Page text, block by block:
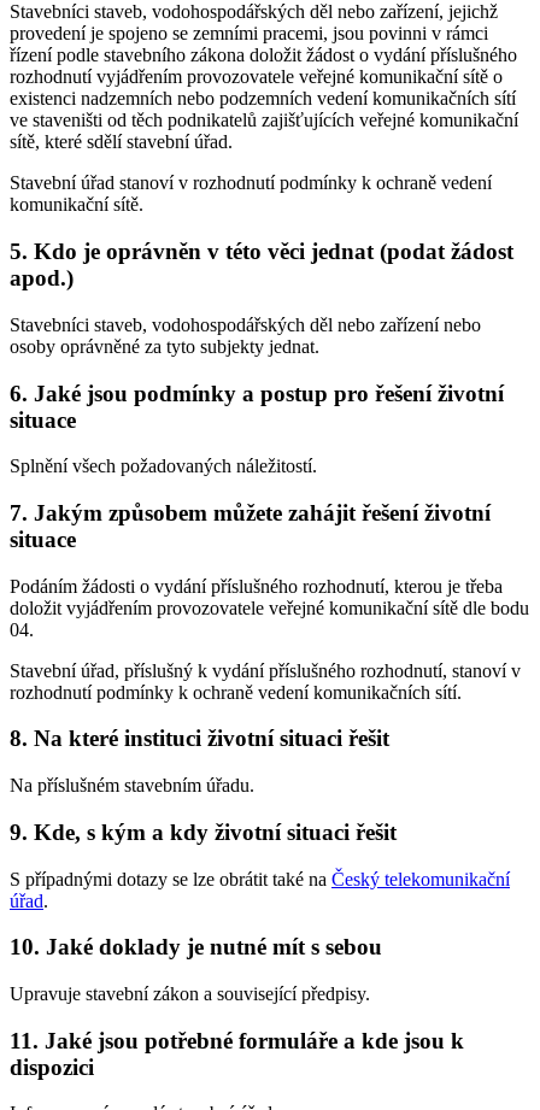
Stavebníci staveb, vodohospodářských děl nebo zařízení, jejichž
provedení je spojeno se zemními pracemi, jsou povinni v rámci
řízení podle stavebního zákona doložit žádost o vydání příslušného
rozhodnutí vyjádřením provozovatele veřejné komunikační sítě o
existenci nadzemních nebo podzemních vedení komunikačních sítí
ve staveništi od těch podnikatelů zajišťujících veřejné komunikační
sítě, které sdělí stavební úřad.
Stavební úřad stanoví v rozhodnutí podmínky k ochraně vedení
komunikační sítě.
5. Kdo je oprávněn v této věci jednat (podat žádost
apod.)
Stavebníci staveb, vodohospodářských děl nebo zařízení nebo
osoby oprávněné za tyto subjekty jednat.
6. Jaké jsou podmínky a postup pro řešení životní
situace
Splnění všech požadovaných náležitostí.
7. Jakým způsobem můžete zahájit řešení životní
situace
Podáním žádosti o vydání příslušného rozhodnutí, kterou je třeba
doložit vyjádřením provozovatele veřejné komunikační sítě dle bodu
04.
Stavební úřad, příslušný k vydání příslušného rozhodnutí, stanoví v
rozhodnutí podmínky k ochraně vedení komunikačních sítí.
8. Na které instituci životní situaci řešit
Na příslušném stavebním úřadu.
9. Kde, s kým a kdy životní situaci řešit
S případnými dotazy se lze obrátit také na Český telekomunikační
úřad.
10. Jaké doklady je nutné mít s sebou
Upravuje stavební zákon a související předpisy.
11. Jaké jsou potřebné formuláře a kde jsou k
dispozici